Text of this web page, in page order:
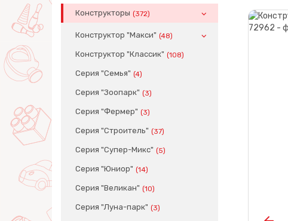
Конструкторы (372)
Конструктор "Макси" (48)
Конструктор "Классик" (108)
Серия "Семья" (4)
Серия "Зоопарк" (3)
Серия "Фермер" (3)
Серия "Строитель" (37)
Серия "Супер-Микс" (5)
Серия "Юниор" (14)
Серия "Великан" (10)
Серия "Луна-парк" (3)